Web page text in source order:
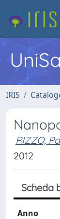
IRIS
RIZZO,
2012
Scheda
Anno